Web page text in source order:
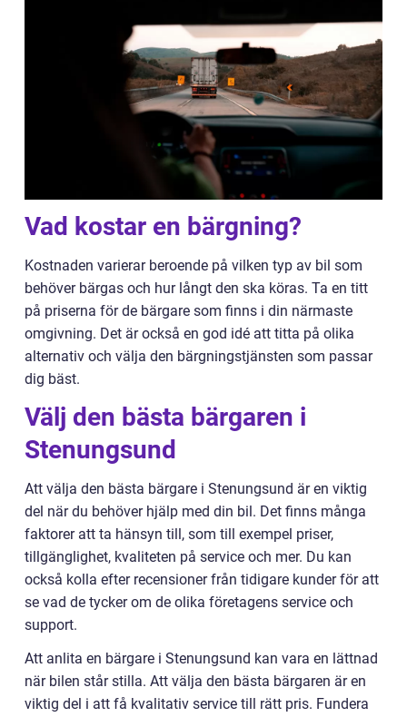
Vad kostar en bärgning?
Kostnaden varierar beroende på vilken typ av bil som
behöver bärgas och hur långt den ska köras. Ta en titt
på priserna för de bärgare som finns i din närmaste
omgivning. Det är också en god idé att titta på olika
alternativ och välja den bärgningstjänsten som passar
dig bäst.
Välj den bästa bärgaren i
Stenungsund
Att välja den bästa bärgare i Stenungsund är en viktig
del när du behöver hjälp med din bil. Det finns många
faktorer att ta hänsyn till, som till exempel priser,
tillgänglighet, kvaliteten på service och mer. Du kan
också kolla efter recensioner från tidigare kunder för att
se vad de tycker om de olika företagens service och
support.
Att anlita en bärgare i Stenungsund kan vara en lättnad
när bilen står stilla. Att välja den bästa bärgaren är en
viktig del i att få kvalitativ service till rätt pris. Fundera